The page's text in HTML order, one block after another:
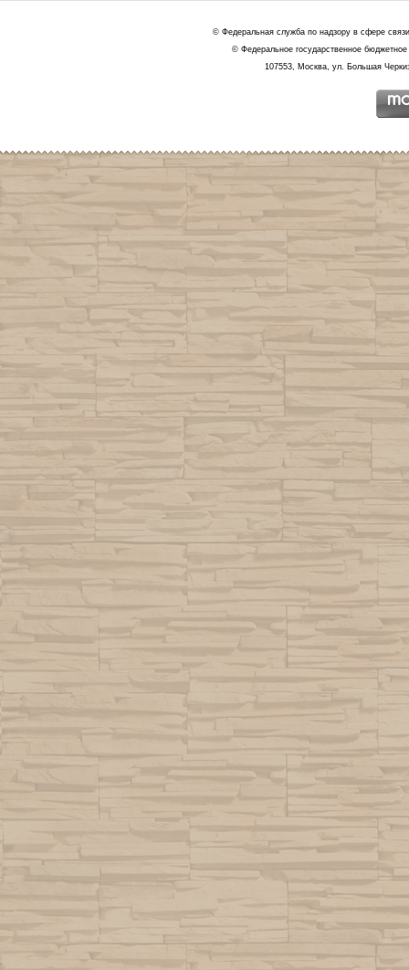
© Федеральная служба по надзору в сфере
© Федеральное государственное
107553, Москва, ул. Большая